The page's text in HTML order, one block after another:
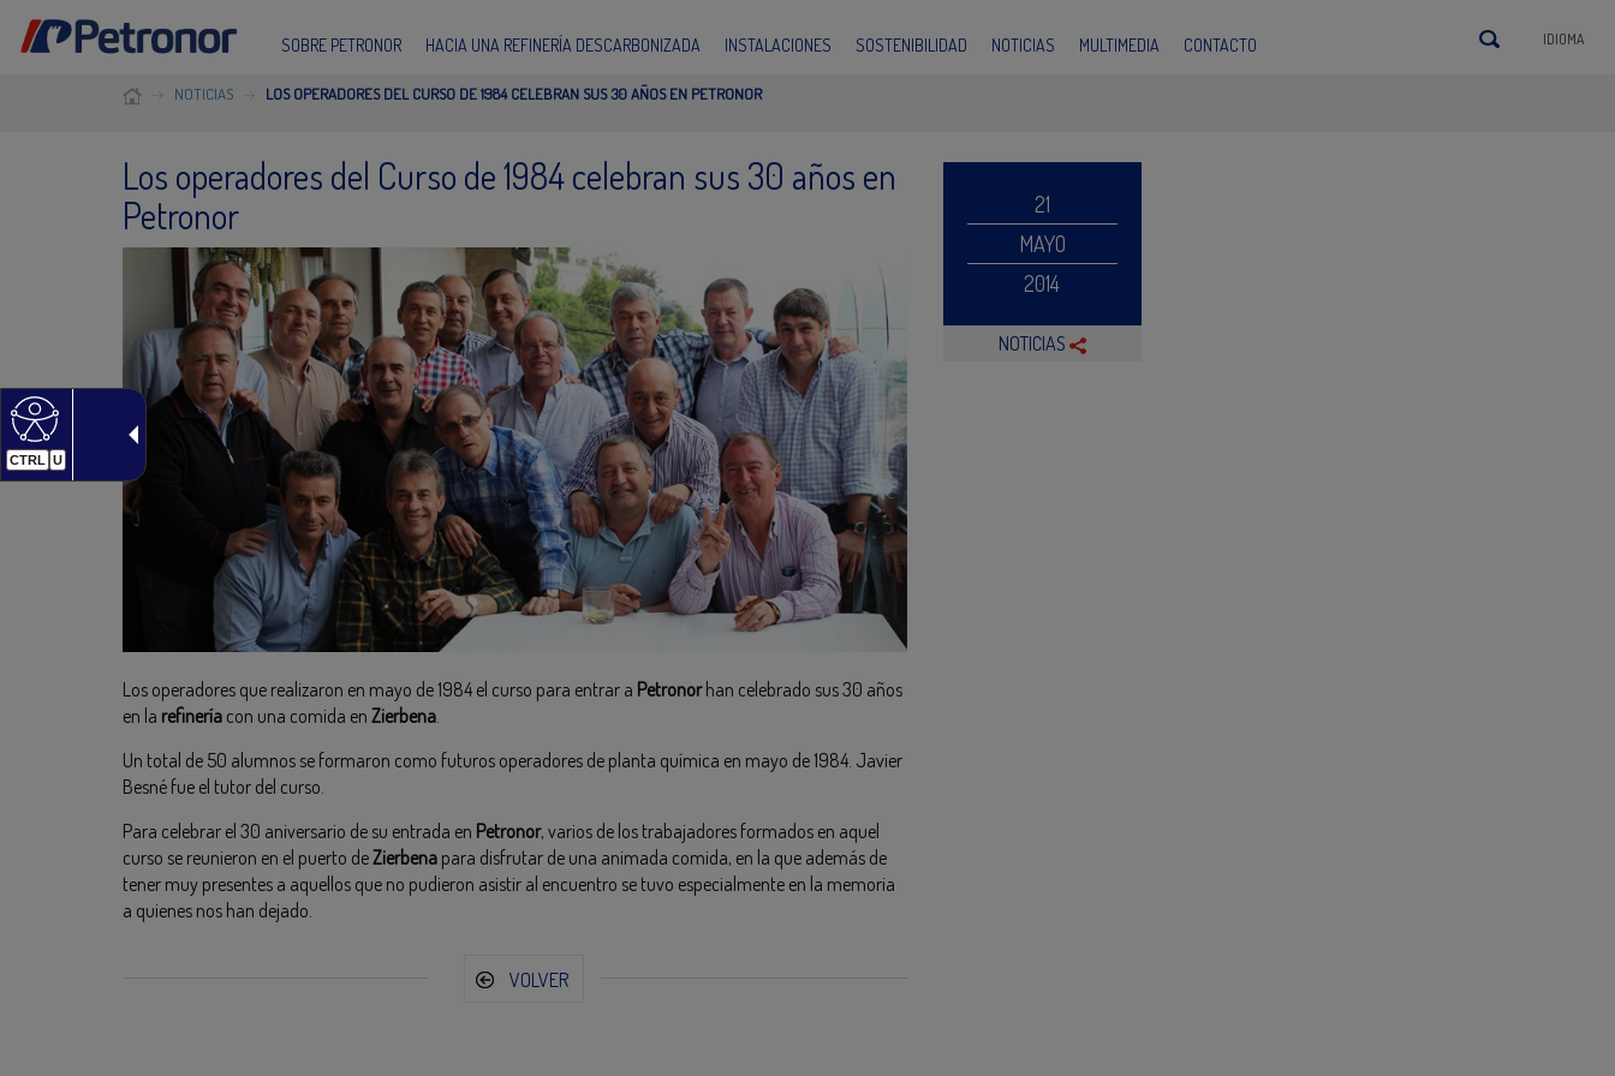
CTRL U
SOBRE PETRONOR HACIA UNA REFINERÍA DESCARBONIZADA INSTALACIONES SOSTENIBILIDAD NOTICIAS MULTIMEDIA CONTACTO IDIOMA
NOTICIAS LOS OPERADORES DEL CURSO DE 1984 CELEBRAN SUS 30 AÑOS EN PETRONOR
Los operadores del Curso de 1984 celebran sus 30 años en
Petronor
Los operadores que realizaron en mayo de 1984 el curso para entrar a Petronorhan celebrado sus 30 años
en la refinería con una comida en Zierbena
Un total de 50 alumnos se formaron como futuros operadores de planta química en mayo de 1984. Javier
Besné fue el tutor del curso.
Para celebrar el 30 aniversario de su entrada en Petronor, varios de los trabajadores formados en aquel
curso se reunieron en el puerto deZierbena para disfrutar de una animada comida, en la que además de
tener muy presentes a aquellos que no pudieron asistir al encuentro se tuvo especialmente en la memoria
a quienes nos han dejado.
VOLVER
21
MAYO
2014
NOTICIAS